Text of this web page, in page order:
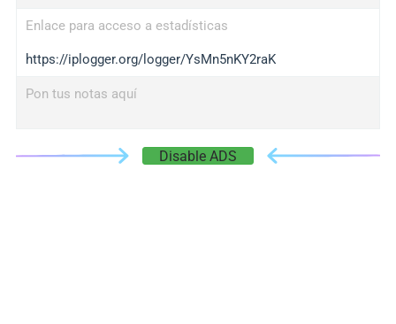
Enlace para acceso a estadísticas
https://iplogger.org/logger/YsMn5nKY2raK
Pon tus notas aquí
Disable ADS